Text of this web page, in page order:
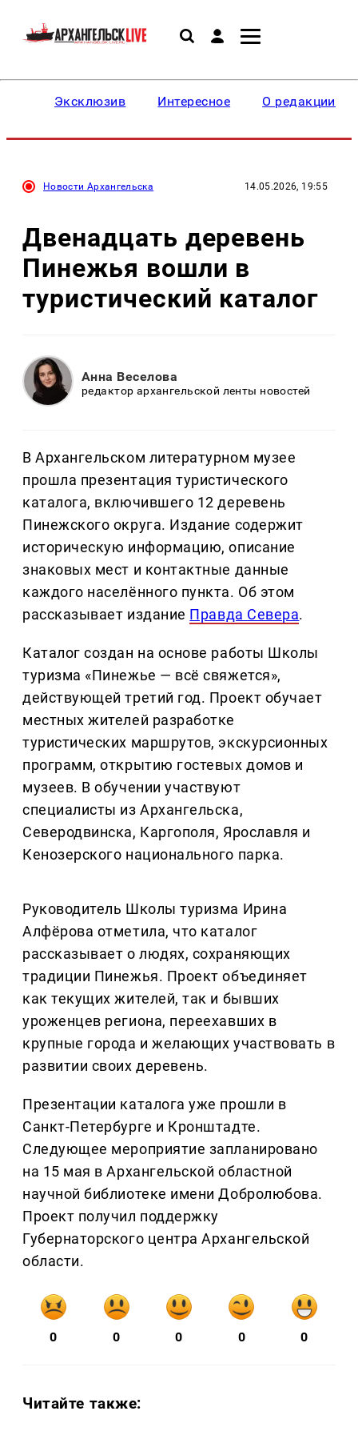
Эксклюзив Интересное О редакции
Новости Архангельска 14.05.2026, 19:55
Двенадцать деревень
Пинежья вошли в
туристический каталог
Анна Веселова
редактор архангельской ленты новостей
В Архангельском литературном музее
прошла презентация туристического
каталога, включившего 12 деревень
Пинежского округа. Издание содержит
историческую информацию, описание
знаковых мест и контактные данные
каждого населённого пункта. Об этом
рассказывает издание Правда Севера.
Каталог создан на основе работы Школы
туризма «Пинежье — всё свяжется»,
действующей третий год. Проект обучает
местных жителей разработке
туристических маршрутов, экскурсионных
программ, открытию гостевых домов и
музеев. В обучении участвуют
специалисты из Архангельска,
Северодвинска, Каргополя, Ярославля и
Кенозерского национального парка.
Руководитель Школы туризма Ирина
Алфёрова отметила, что каталог
рассказывает о людях, сохраняющих
традиции Пинежья. Проект объединяет
как текущих жителей, так и бывших
уроженцев региона, переехавших в
крупные города и желающих участвовать в
развитии своих деревень.
Презентации каталога уже прошли в
Санкт-Петербурге и Кронштадте.
Следующее мероприятие запланировано
на 15 мая в Архангельской областной
научной библиотеке имени Добролюбова.
Проект получил поддержку
Губернаторского центра Архангельской
области.
0 0 0 0 0
Читайте также: